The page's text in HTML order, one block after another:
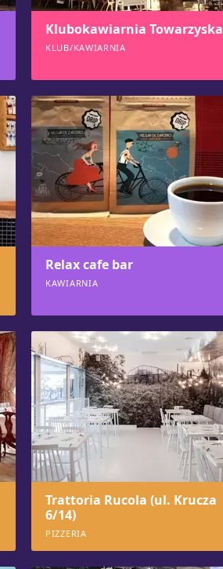
Klubokawiarnia Towarzyska
KLUB/KAWIARNIA
Relax cafe bar
KAWIARNIA
Trattoria Rucola (ul. Krucza
6/14)
PIZZERIA